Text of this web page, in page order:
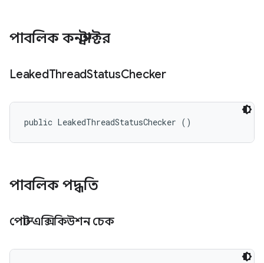
পাবলিক কনস্ট্রাক্টর
LeakedThreadStatusChecker
public LeakedThreadStatusChecker ()
পাবলিক পদ্ধতি
পোস্ট এক্সিকিউশন চেক